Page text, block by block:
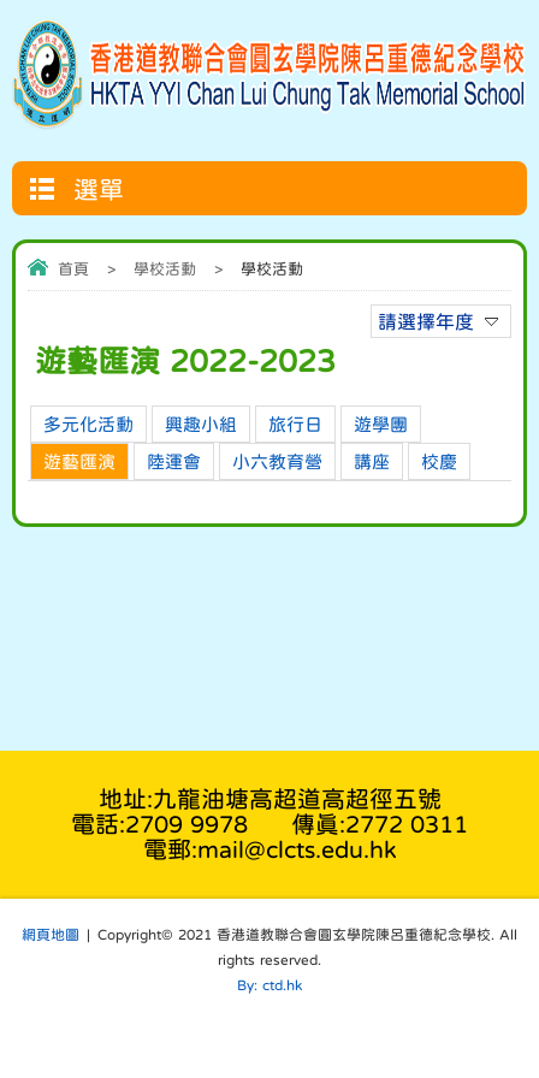
選單
首頁 > 學校活動 > 學校活動
請選擇年度
遊藝匯演 2022-2023
多元化活動 興趣小組 旅行日 遊學團
遊藝匯演 陸運會 小六教育營 講座 校慶
地址:九龍油塘高超道高超徑五號
電話:2709 9978
傳真:2772 0311
電郵:mail@clcts.edu.hk
網頁地圖 | Copyright© 2021 香港道教聯合會圓玄學院陳呂重德紀念學校. All
rights reserved.
By: ctd.hk